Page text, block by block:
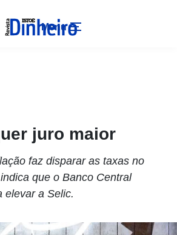
Menu
juro maior
faz disparar as taxas no
que o Banco Central
elevar a Selic.